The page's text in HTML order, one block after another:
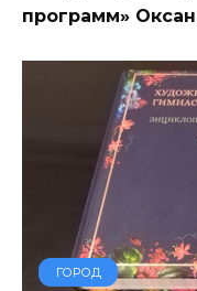
программ»
ГОРОД